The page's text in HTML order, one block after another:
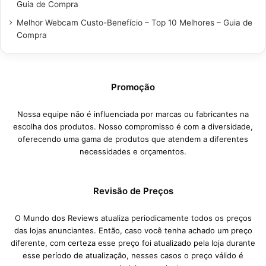
Guia de Compra
Melhor Webcam Custo-Benefício – Top 10 Melhores – Guia de
Compra
Promoção
Nossa equipe não é influenciada por marcas ou fabricantes na
escolha dos produtos. Nosso compromisso é com a diversidade,
oferecendo uma gama de produtos que atendem a diferentes
necessidades e orçamentos.
Revisão de Preços
O Mundo dos Reviews atualiza periodicamente todos os preços
das lojas anunciantes. Então, caso você tenha achado um preço
diferente, com certeza esse preço foi atualizado pela loja durante
esse período de atualização, nesses casos o preço válido é